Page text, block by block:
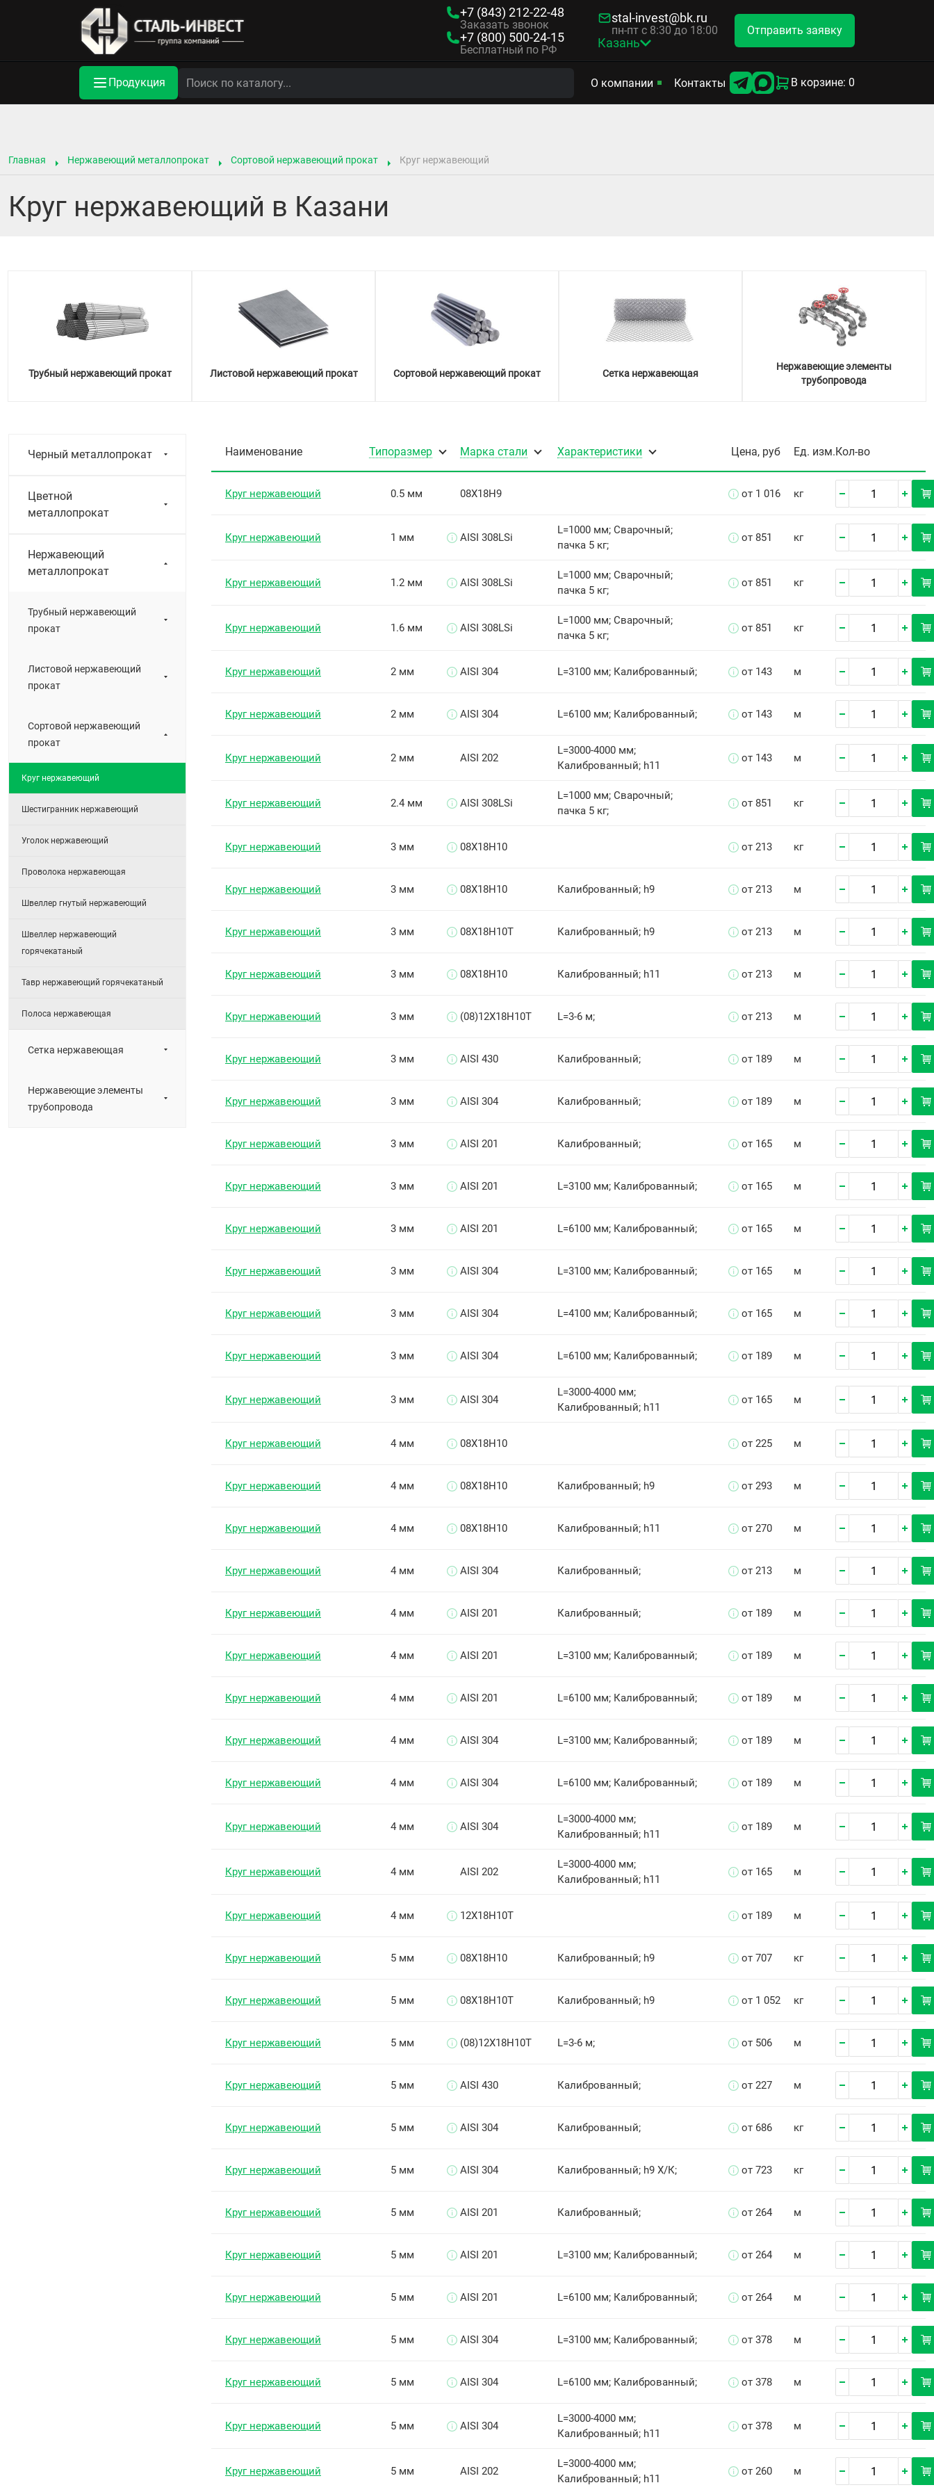
+7 (843) 212-22-48
Заказать звонок
+7 (800) 500-24-15
Бесплатный по РФ
stal-invest@bk.ru
пн-пт с 8:30 до 18:00
Казань
Отправить заявку
Продукция О компании Контакты В корзине: 0
Главная Нержавеющий металлопрокат Сортовой нержавеющий прокат Круг нержавеющий
Круг нержавеющий в Казани
Трубный нержавеющий прокат Листовой нержавеющий прокат Сортовой нержавеющий прокат Сетка нержавеющая
Нержавеющие элементы
трубопровода
Черный металлопрокат
Цветной
металлопрокат
Нержавеющий
металлопрокат
Трубный нержавеющий
прокат
Листовой нержавеющий
прокат
Сортовой нержавеющий
прокат
Круг нержавеющий
Шестигранник нержавеющий
Уголок нержавеющий
Проволока нержавеющая
Швеллер гнутый нержавеющий
Швеллер нержавеющий
горячекатаный
Тавр нержавеющий горячекатаный
Полоса нержавеющая
Сетка нержавеющая
Нержавеющие элементы
трубопровода
Наименование Типоразмер Марка стали Характеристики Цена, руб Ед. изм. Кол-во
Круг нержавеющий 0.5 мм 08Х18Н9 от 1 016 кг
Круг нержавеющий 1 мм AISI 308LSi
L=1000 мм; Сварочный;
пачка 5 кг;
от 851 кг
Круг нержавеющий 1.2 мм AISI 308LSi
L=1000 мм; Сварочный;
пачка 5 кг;
от 851 кг
Круг нержавеющий 1.6 мм AISI 308LSi
L=1000 мм; Сварочный;
пачка 5 кг;
от 851 кг
Круг нержавеющий 2 мм AISI 304 L=3100 мм; Калиброванный; от 143 м
Круг нержавеющий 2 мм AISI 304 L=6100 мм; Калиброванный; от 143 м
Круг нержавеющий 2 мм AISI 202
L=3000-4000 мм;
Калиброванный; h11
от 143 м
Круг нержавеющий 2.4 мм AISI 308LSi
L=1000 мм; Сварочный;
пачка 5 кг;
от 851 кг
Круг нержавеющий 3 мм 08Х18Н10 от 213 кг
Круг нержавеющий 3 мм 08Х18Н10 Калиброванный; h9 от 213 м
Круг нержавеющий 3 мм 08Х18Н10Т Калиброванный; h9 от 213 м
Круг нержавеющий 3 мм 08Х18Н10 Калиброванный; h11 от 213 м
Круг нержавеющий 3 мм (08)12Х18Н10Т L=3-6 м; от 213 м
Круг нержавеющий 3 мм AISI 430 Калиброванный; от 189 м
Круг нержавеющий 3 мм AISI 304 Калиброванный; от 189 м
Круг нержавеющий 3 мм AISI 201 Калиброванный; от 165 м
Круг нержавеющий 3 мм AISI 201 L=3100 мм; Калиброванный; от 165 м
Круг нержавеющий 3 мм AISI 201 L=6100 мм; Калиброванный; от 165 м
Круг нержавеющий 3 мм AISI 304 L=3100 мм; Калиброванный; от 165 м
Круг нержавеющий 3 мм AISI 304 L=4100 мм; Калиброванный; от 165 м
Круг нержавеющий 3 мм AISI 304 L=6100 мм; Калиброванный; от 189 м
Круг нержавеющий 3 мм AISI 304
L=3000-4000 мм;
Калиброванный; h11
от 165 м
Круг нержавеющий 4 мм 08Х18Н10 от 225 м
Круг нержавеющий 4 мм 08Х18Н10 Калиброванный; h9 от 293 м
Круг нержавеющий 4 мм 08Х18Н10 Калиброванный; h11 от 270 м
Круг нержавеющий 4 мм AISI 304 Калиброванный; от 213 м
Круг нержавеющий 4 мм AISI 201 Калиброванный; от 189 м
Круг нержавеющий 4 мм AISI 201 L=3100 мм; Калиброванный; от 189 м
Круг нержавеющий 4 мм AISI 201 L=6100 мм; Калиброванный; от 189 м
Круг нержавеющий 4 мм AISI 304 L=3100 мм; Калиброванный; от 189 м
Круг нержавеющий 4 мм AISI 304 L=6100 мм; Калиброванный; от 189 м
Круг нержавеющий 4 мм AISI 304
L=3000-4000 мм;
Калиброванный; h11
от 189 м
Круг нержавеющий 4 мм AISI 202
L=3000-4000 мм;
Калиброванный; h11
от 165 м
Круг нержавеющий 4 мм 12Х18Н10Т от 189 м
Круг нержавеющий 5 мм 08Х18Н10 Калиброванный; h9 от 707 кг
Круг нержавеющий 5 мм 08Х18Н10Т Калиброванный; h9 от 1 052 кг
Круг нержавеющий 5 мм (08)12Х18Н10Т L=3-6 м; от 506 м
Круг нержавеющий 5 мм AISI 430 Калиброванный; от 227 м
Круг нержавеющий 5 мм AISI 304 Калиброванный; от 686 кг
Круг нержавеющий 5 мм AISI 304 Калиброванный; h9 Х/К; от 723 кг
Круг нержавеющий 5 мм AISI 201 Калиброванный; от 264 м
Круг нержавеющий 5 мм AISI 201 L=3100 мм; Калиброванный; от 264 м
Круг нержавеющий 5 мм AISI 201 L=6100 мм; Калиброванный; от 264 м
Круг нержавеющий 5 мм AISI 304 L=3100 мм; Калиброванный; от 378 м
Круг нержавеющий 5 мм AISI 304 L=6100 мм; Калиброванный; от 378 м
Круг нержавеющий 5 мм AISI 304
L=3000-4000 мм;
Калиброванный; h11
от 378 м
Круг нержавеющий 5 мм AISI 202
L=3000-4000 мм;
Калиброванный; h11
от 260 м